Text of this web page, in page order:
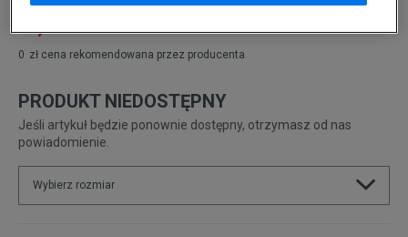
0 zł cena rekomendowana przez producenta
29,99 zł
PRODUKT NIEDOSTĘPNY
Jeśli artykuł będzie ponownie dostępny, otrzymasz od nas
powiadomienie.
Wybierz rozmiar